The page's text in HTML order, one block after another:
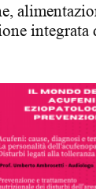
integrata